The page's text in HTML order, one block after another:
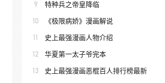
9 特种兵之帝皇降临
10 《极限病娇》漫画解说
11 史上最强漫画人物介绍
12 华夏第一太子爷完本
13 史上最强漫画恶棍百人排行榜最新